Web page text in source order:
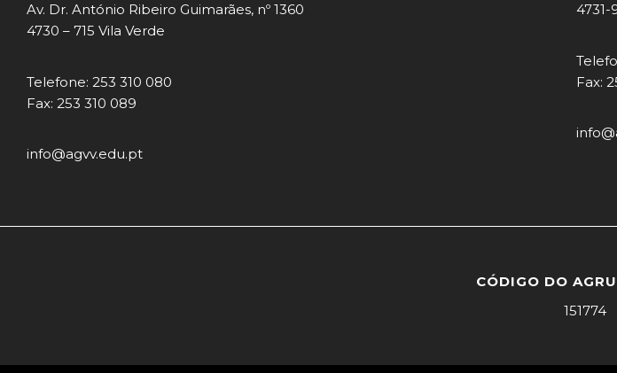
Av. Dr. António Ribeiro Guimarães, nº 1360
4730 – 715 Vila Verde
Telefone: 253 310 080
Fax: 253 310 089
info@agvv.edu.pt
4731-
Fax:
CÓDIGO DO
151774